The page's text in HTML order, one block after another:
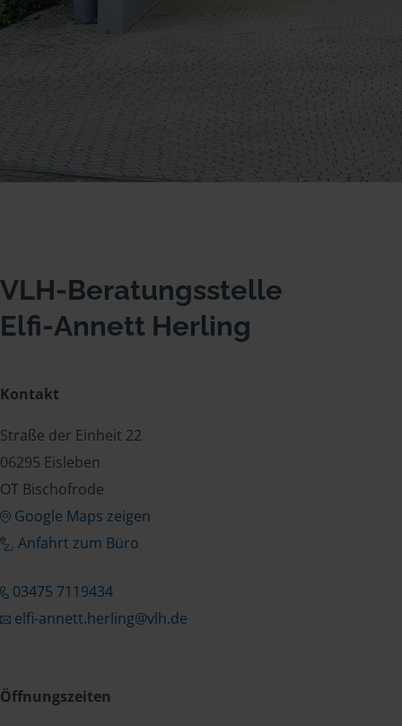
VLH-Beratungsstelle
Elfi-Annett Herling
Kontakt
Straße der Einheit 22
06295 Eisleben
OT Bischofrode
Google Maps zeigen
Anfahrt zum Büro
03475 7119434
elfi-annett.herling@vlh.de
Öffnungszeiten